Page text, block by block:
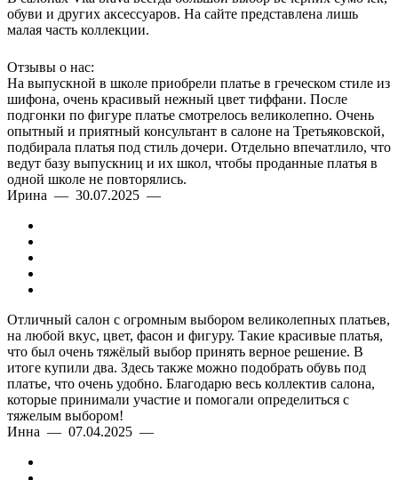
обуви и других аксессуаров. На сайте представлена лишь
малая часть коллекции.
Отзывы о нас:
На выпускной в школе приобрели платье в греческом стиле из
шифона, очень красивый нежный цвет тиффани. После
подгонки по фигуре платье смотрелось великолепно. Очень
опытный и приятный консультант в салоне на Третьяковской,
подбирала платья под стиль дочери. Отдельно впечатлило, что
ведут базу выпускниц и их школ, чтобы проданные платья в
одной школе не повторялись.
Ирина — 30.07.2025 —
Отличный салон с огромным выбором великолепных платьев,
на любой вкус, цвет, фасон и фигуру. Такие красивые платья,
что был очень тяжёлый выбор принять верное решение. В
итоге купили два. Здесь также можно подобрать обувь под
платье, что очень удобно. Благодарю весь коллектив салона,
которые принимали участие и помогали определиться с
тяжелым выбором!
Инна — 07.04.2025 —